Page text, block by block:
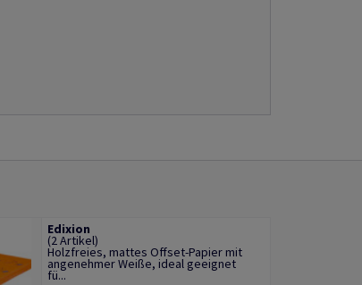
Edixion
(2 Artikel)
Holzfreies, mattes Offset-Papier mit
angenehmer Weiße, ideal geeignet
fü...